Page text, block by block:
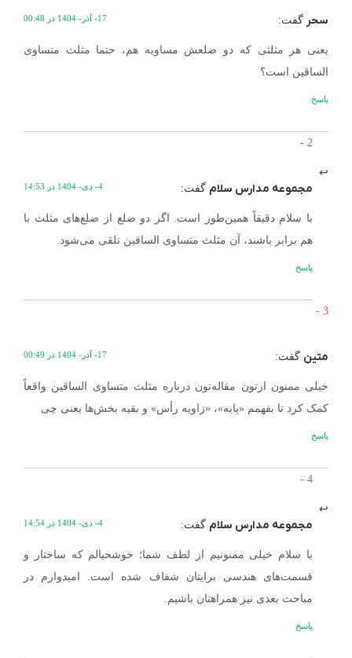
سحر گفت: 17- آذر- 1404 در 00:48
یعنی هر مثلثی که دو ضلعش مساویه هم، حتما مثلث متساوی
الساقین است؟
پاسخ
مجموعه مدارس سلام گفت: 4- دی- 1404 در 14:53
با سلام دقیقاً همین‌طور است. اگر دو ضلع از ضلع‌های مثلث با
هم برابر باشند، آن مثلث متساوی الساقین تلقی می‌شود.
پاسخ
متین گفت: 17- آذر- 1404 در 00:49
خیلی ممنون ازتون مقاله‌تون درباره مثلث متساوی الساقین واقعاً
کمک کرد تا بفهمم «پایه»، «زاویه رأس» و بقیه بخش‌ها یعنی چی
پاسخ
مجموعه مدارس سلام گفت: 4- دی- 1404 در 14:54
با سلام خیلی ممنونیم از لطف شما؛ خوشحیالم که ساختار و
قسمت‌های هندسی برایتان شفاف شده است. امیدوارم در
مباحث بعدی نیز همراهتان باشیم.
پاسخ